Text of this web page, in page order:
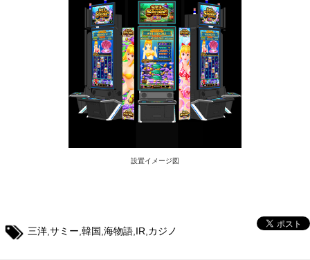
設置イメージ図
三洋,サミー,韓国,海物語,IR,カジノ